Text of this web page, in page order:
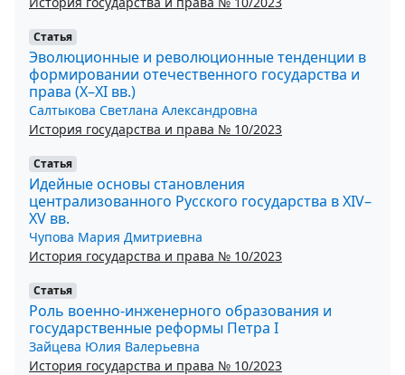
Статья
Эволюционные и революционные тенденции в
формировании отечественного государства и
права (X–XI вв.)
Салтыкова Светлана Александровна
История государства и права № 10/2023
Статья
Идейные основы становления
централизованного Русского государства в XIV–
XV вв.
Чупова Мария Дмитриевна
История государства и права № 10/2023
Статья
Роль военно-инженерного образования и
государственные реформы Петра I
Зайцева Юлия Валерьевна
История государства и права № 10/2023